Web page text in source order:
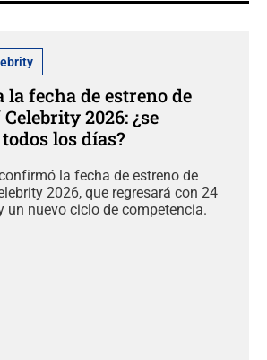
la fecha de estreno de
2026: ¿se
los días?
la fecha de estreno de
2026, que regresará con 24
un nuevo ciclo de competencia.